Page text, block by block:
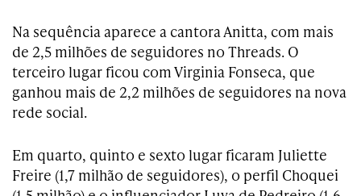
Na sequência aparece a cantora Anitta, com mais
de 2,5 milhões de seguidores no Threads. O
terceiro lugar ficou com Virginia Fonseca, que
ganhou mais de 2,2 milhões de seguidores na nova
rede social.
Em quarto, quinto e sexto lugar ficaram Juliette
Freire (1,7 milhão de seguidores), o perfil Choquei